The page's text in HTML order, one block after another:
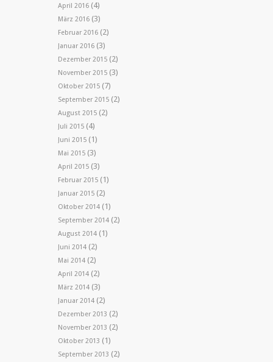
April 2016 (4)
März 2016 (3)
Februar 2016 (2)
Januar 2016 (3)
Dezember 2015 (2)
November 2015 (3)
Oktober 2015 (7)
September 2015 (2)
August 2015 (2)
Juli 2015 (4)
Juni 2015 (1)
Mai 2015 (3)
April 2015 (3)
Februar 2015 (1)
Januar 2015 (2)
Oktober 2014 (1)
September 2014 (2)
August 2014 (1)
Juni 2014 (2)
Mai 2014 (2)
April 2014 (2)
März 2014 (3)
Januar 2014 (2)
Dezember 2013 (2)
November 2013 (2)
Oktober 2013 (1)
September 2013 (2)